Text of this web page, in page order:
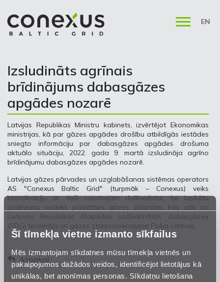
Šī tīmekļa vietne izmanto sīkfailus
Mēs izmantojam sīkdatnes mūsu tīmekļa vietnēs un
pakalpojumos dažādos veidos, identificējot lietotājus kā
unikālas, bet anonīmas personas. Sīkdatņu lietošana
EN
Izsludināts agrīnais
brīdinājums dabasgāzes
apgādes nozarē
Latvijas Republikas Ministru kabinets, izvērtējot Ekonomikas
ministrijas, kā par gāzes apgādes drošību atbildīgās iestādes
sniegto informāciju par dabasgāzes apgādes drošuma
aktuālo situāciju, 2022. gada 9. martā izsludināja agrīno
brīdinājumu dabasgāzes apgādes nozarē.
Latvijas gāzes pārvades un uzglabāšanas sistēmas operators
AS "Conexus Baltic Grid" (turpmāk – Conexus) veiks
koordināciju ar tieši saistītajām dalībvalstīm, lai izpildītu
uzdevumu noteikt prioritātes gāzes plūsmām, kas nāk no
Lietuvas Republikas Klaipēdas sašķidrinātās dabasgāzes
(SDG) termināļa un gāzes starpsavienojuma Polija-Lietuva.
Atpakaļ